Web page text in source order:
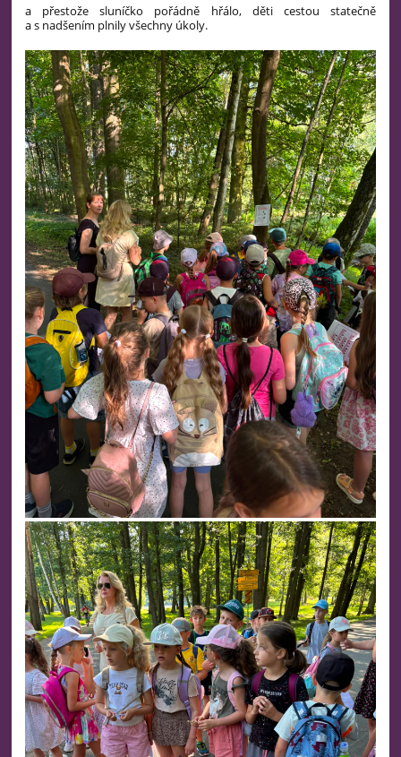
a přestože sluníčko pořádně hřálo, děti cestou statečně
a s nadšením plnily všechny úkoly.